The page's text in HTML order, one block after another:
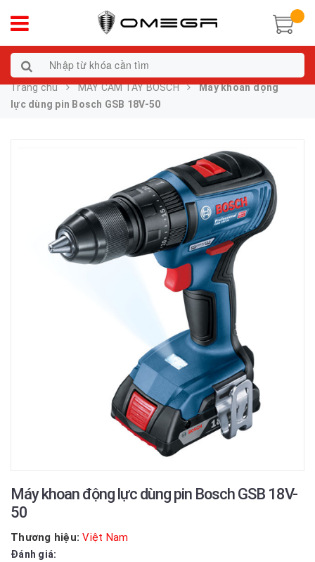
Trang chủ MÁY CẦM TAY BOSCH
Máy khoan động
lực dùng pin Bosch GSB 18V-50
Máy khoan động lực dùng pin Bosch GSB 18V-
50
Thương hiệu: Việt Nam
Đánh giá: